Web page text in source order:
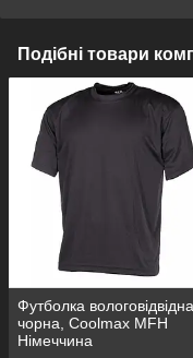
Подібні товари
Футболка
чорна, Coolmax MFH
Німеччина